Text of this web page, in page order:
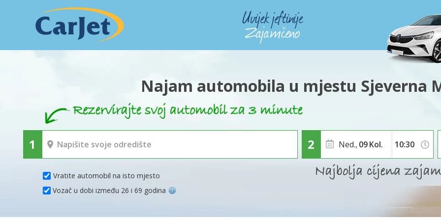
Najam automobila u mjestu Sjeverna
Vratite automobil na isto mjesto
Ned., 09Kol.
Vozač u dobi između 26 i 69 godina